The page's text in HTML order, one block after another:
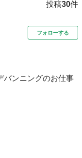
投稿30件
フォローする
バンニングのお仕事